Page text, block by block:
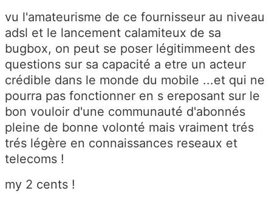
vu l'amateurisme de ce fournisseur au niveau
adsl et le lancement calamiteux de sa
bugbox, on peut se poser légitimmeent des
questions sur sa capacité a etre un acteur
crédible dans le monde du mobile ...et qui ne
pourra pas fonctionner en s ereposant sur le
bon vouloir d'une communauté d'abonnés
pleine de bonne volonté mais vraiment trés
trés légère en connaissances reseaux et
telecoms !
my 2 cents !